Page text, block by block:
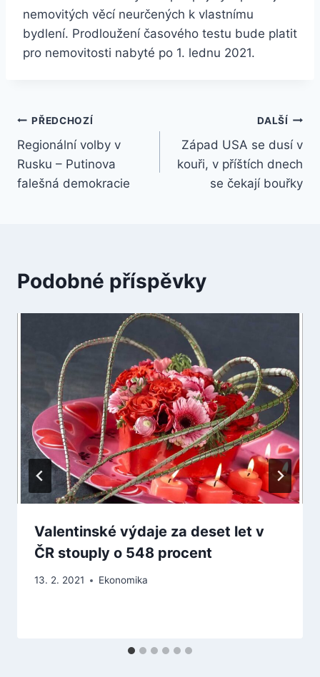
nemovitých věcí neurčených k vlastnímu
bydlení. Prodloužení časového testu bude platit
pro nemovitosti nabyté po 1. lednu 2021.
Navigace
pro
příspěvek
PŘEDCHOZÍ
Regionální volby v
Rusku – Putinova
falešná demokracie
DALŠÍ
Západ USA se dusí v
kouři, v příštích dnech
se čekají bouřky
Podobné příspěvky
Valentinské výdaje za deset let v
ČR stouply o 548 procent
13. 2. 2021 Ekonomika